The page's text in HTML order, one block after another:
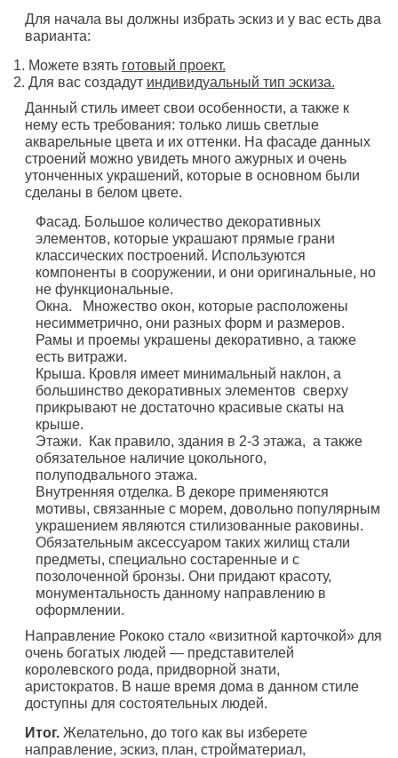
Для начала вы должны избрать эскиз и у вас есть два
варианта:
Можете взять готовый проект.
Для вас создадут индивидуальный тип эскиза.
Данный стиль имеет свои особенности, а также к
нему есть требования: только лишь светлые
акварельные цвета и их оттенки. На фасаде данных
строений можно увидеть много ажурных и очень
утонченных украшений, которые в основном были
сделаны в белом цвете.
Фасад. Большое количество декоративных
элементов, которые украшают прямые грани
классических построений. Используются
компоненты в сооружении, и они оригинальные, но
не функциональные.
Окна. Множество окон, которые расположены
несимметрично, они разных форм и размеров.
Рамы и проемы украшены декоративно, а также
есть витражи.
Крыша. Кровля имеет минимальный наклон, а
большинство декоративных элементов сверху
прикрывают не достаточно красивые скаты на
крыше.
Этажи. Как правило, здания в 2-3 этажа, а также
обязательное наличие цокольного,
полуподвального этажа.
Внутренняя отделка. В декоре применяются
мотивы, связанные с морем, довольно популярным
украшением являются стилизованные раковины.
Обязательным аксессуаром таких жилищ стали
предметы, специально состаренные и с
позолоченной бронзы. Они придают красоту,
монументальность данному направлению в
оформлении.
Направление Рококо стало «визитной карточкой» для
очень богатых людей — представителей
королевского рода, придворной знати,
аристократов. В наше время дома в данном стиле
доступны для состоятельных людей.
Итог.Желательно, до того как вы изберете
направление, эскиз, план, стройматериал,